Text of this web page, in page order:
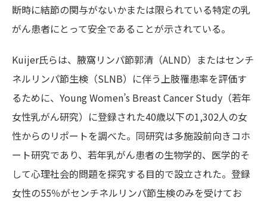
断時に結節の関与がないかまたは限られている特定の乳
がん患者にとって安全であることが示されている。
Kuijer氏らは、腋窩リンパ節郭清（ALND）またはセンチ
ネルリンパ節生検（SLNB）に伴う上肢罹患率を評価す
るために、Young Women’s Breast Cancer Study（若年
女性乳がん研究）に登録された40歳以下の1,302人の女
性からのリポートを調べた。同研究は多施設前向きコホ
ート研究であり、若年乳がん患者の生物学的、医学的そ
して心理社会的問題を探究する目的で設立された。登録
女性の55％がセンチネルリンパ節生検のみを受けてお